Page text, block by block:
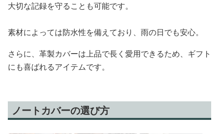
大切な記録を守ることも可能です。
素材によっては防水性を備えており、雨の日でも安心。
さらに、革製カバーは上品で長く愛用できるため、ギフト
にも喜ばれるアイテムです。
ノートカバーの選び方